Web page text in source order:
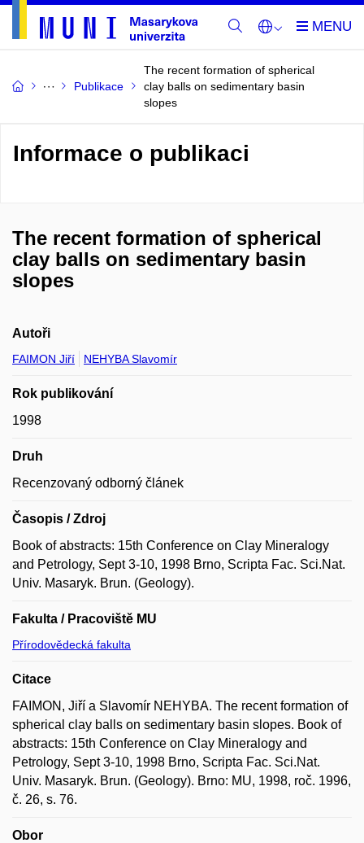
Publikace
The recent formation of spherical
clay balls on sedimentary basin
slopes
Informace o publikaci
The recent formation of spherical
clay balls on sedimentary basin
slopes
Autoři
FAIMON Jiří NEHYBA Slavomír
Rok publikování
1998
Druh
Recenzovaný odborný článek
Časopis / Zdroj
Book of abstracts: 15th Conference on Clay Mineralogy
and Petrology, Sept 3-10, 1998 Brno, Scripta Fac. Sci.Nat.
Univ. Masaryk. Brun. (Geology).
Fakulta / Pracoviště MU
Přírodovědecká fakulta
Citace
FAIMON, Jiří a Slavomír NEHYBA. The recent formation of
spherical clay balls on sedimentary basin slopes. Book of
abstracts: 15th Conference on Clay Mineralogy and
Petrology, Sept 3-10, 1998 Brno, Scripta Fac. Sci.Nat.
Univ. Masaryk. Brun. (Geology). Brno: MU, 1998, roč. 1996,
č. 26, s. 76.
Obor